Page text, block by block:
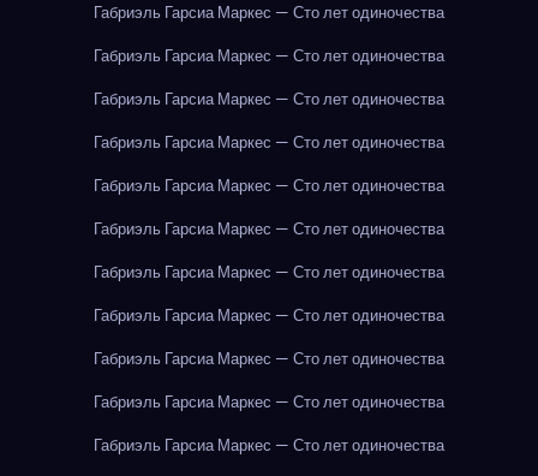
Габриэль Гарсиа Маркес — Сто лет одиночества
Габриэль Гарсиа Маркес — Сто лет одиночества
Габриэль Гарсиа Маркес — Сто лет одиночества
Габриэль Гарсиа Маркес — Сто лет одиночества
Габриэль Гарсиа Маркес — Сто лет одиночества
Габриэль Гарсиа Маркес — Сто лет одиночества
Габриэль Гарсиа Маркес — Сто лет одиночества
Габриэль Гарсиа Маркес — Сто лет одиночества
Габриэль Гарсиа Маркес — Сто лет одиночества
Габриэль Гарсиа Маркес — Сто лет одиночества
Габриэль Гарсиа Маркес — Сто лет одиночества